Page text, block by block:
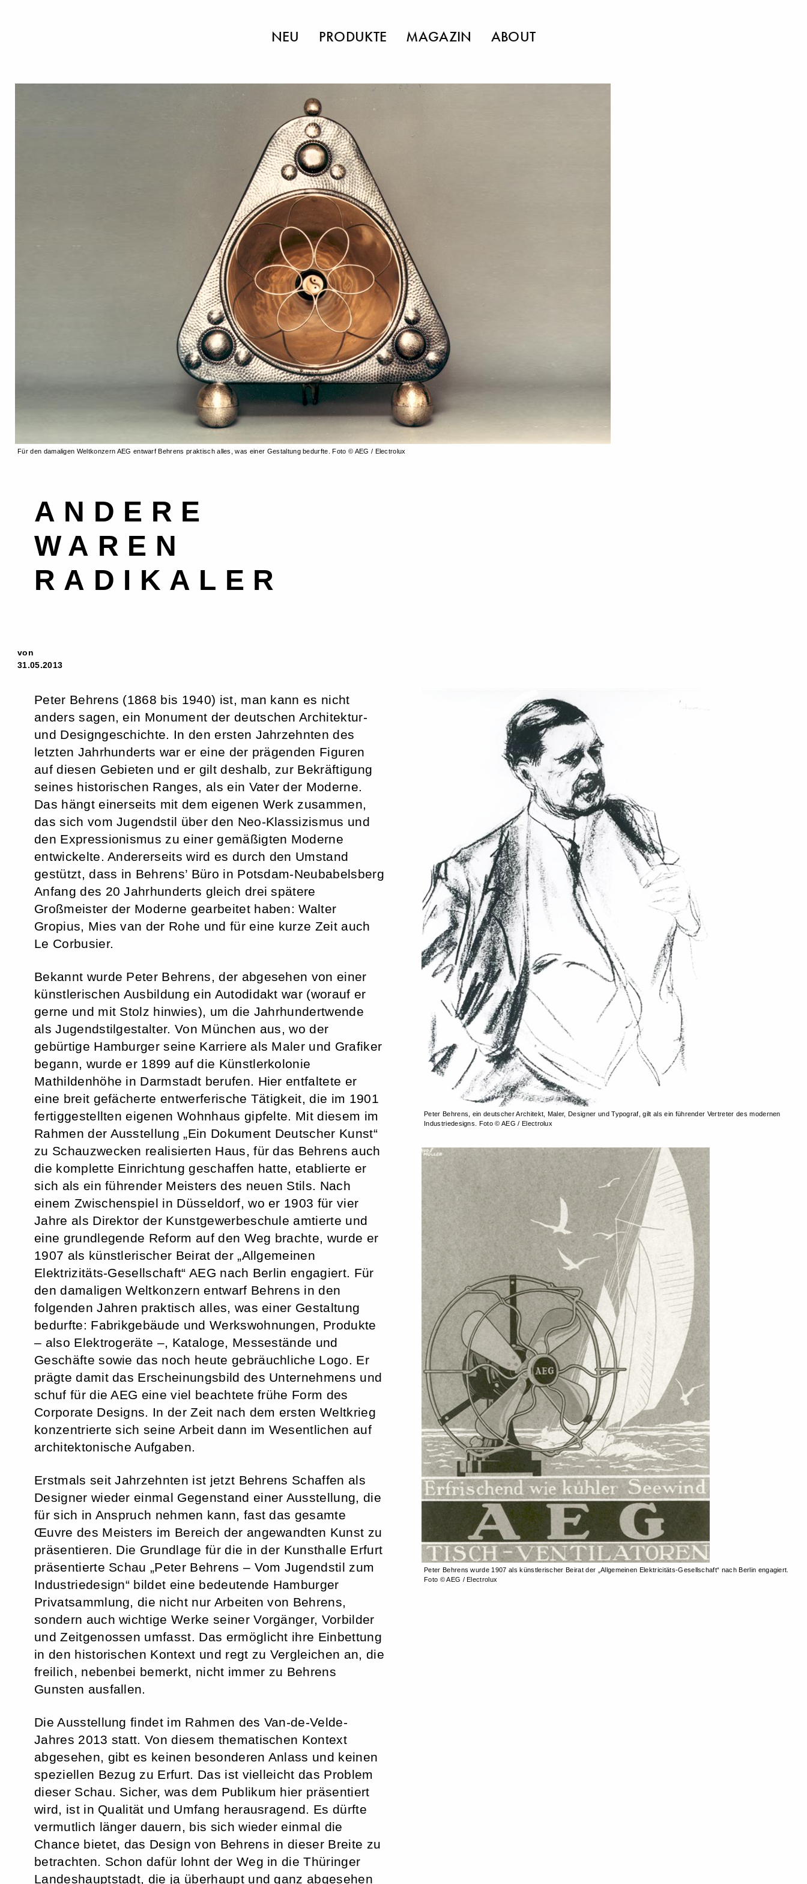
NEU PRODUKTE MAGAZIN ABOUT
Für den damaligen Weltkonzern AEG entwarf Behrens praktisch alles, was einer Gestaltung bedurfte. Foto © AEG / Electrolux
ANDERE
WAREN
RADIKALER
von
31.05.2013
Peter Behrens (1868 bis 1940) ist, man kann es nicht
anders sagen, ein Monument der deutschen Architektur-
und Designgeschichte. In den ersten Jahrzehnten des
letzten Jahrhunderts war er eine der prägenden Figuren
auf diesen Gebieten und er gilt deshalb, zur Bekräftigung
seines historischen Ranges, als ein Vater der Moderne.
Das hängt einerseits mit dem eigenen Werk zusammen,
das sich vom Jugendstil über den Neo-Klassizismus und
den Expressionismus zu einer gemäßigten Moderne
entwickelte. Andererseits wird es durch den Umstand
gestützt, dass in Behrens’ Büro in Potsdam-Neubabelsberg
Anfang des 20 Jahrhunderts gleich drei spätere
Großmeister der Moderne gearbeitet haben: Walter
Gropius, Mies van der Rohe und für eine kurze Zeit auch
Le Corbusier.
Bekannt wurde Peter Behrens, der abgesehen von einer
künstlerischen Ausbildung ein Autodidakt war (worauf er
gerne und mit Stolz hinwies), um die Jahrhundertwende
als Jugendstilgestalter. Von München aus, wo der
gebürtige Hamburger seine Karriere als Maler und Grafiker
begann, wurde er 1899 auf die Künstlerkolonie
Mathildenhöhe in Darmstadt berufen. Hier entfaltete er
eine breit gefächerte entwerferische Tätigkeit, die im 1901
fertiggestellten eigenen Wohnhaus gipfelte. Mit diesem im
Rahmen der Ausstellung „Ein Dokument Deutscher Kunst“
zu Schauzwecken realisierten Haus, für das Behrens auch
die komplette Einrichtung geschaffen hatte, etablierte er
sich als ein führender Meisters des neuen Stils. Nach
einem Zwischenspiel in Düsseldorf, wo er 1903 für vier
Jahre als Direktor der Kunstgewerbeschule amtierte und
eine grundlegende Reform auf den Weg brachte, wurde er
1907 als künstlerischer Beirat der „Allgemeinen
Elektrizitäts-Gesellschaft“ AEG nach Berlin engagiert. Für
den damaligen Weltkonzern entwarf Behrens in den
folgenden Jahren praktisch alles, was einer Gestaltung
bedurfte: Fabrikgebäude und Werkswohnungen, Produkte
– also Elektrogeräte –, Kataloge, Messestände und
Geschäfte sowie das noch heute gebräuchliche Logo. Er
prägte damit das Erscheinungsbild des Unternehmens und
schuf für die AEG eine viel beachtete frühe Form des
Corporate Designs. In der Zeit nach dem ersten Weltkrieg
konzentrierte sich seine Arbeit dann im Wesentlichen auf
architektonische Aufgaben.
Erstmals seit Jahrzehnten ist jetzt Behrens Schaffen als
Designer wieder einmal Gegenstand einer Ausstellung, die
für sich in Anspruch nehmen kann, fast das gesamte
Œuvre des Meisters im Bereich der angewandten Kunst zu
präsentieren. Die Grundlage für die in der Kunsthalle Erfurt
präsentierte Schau „Peter Behrens – Vom Jugendstil zum
Industriedesign“ bildet eine bedeutende Hamburger
Privatsammlung, die nicht nur Arbeiten von Behrens,
sondern auch wichtige Werke seiner Vorgänger, Vorbilder
und Zeitgenossen umfasst. Das ermöglicht ihre Einbettung
in den historischen Kontext und regt zu Vergleichen an, die
freilich, nebenbei bemerkt, nicht immer zu Behrens
Gunsten ausfallen.
Die Ausstellung findet im Rahmen des Van-de-Velde-
Jahres 2013 statt. Von diesem thematischen Kontext
abgesehen, gibt es keinen besonderen Anlass und keinen
speziellen Bezug zu Erfurt. Das ist vielleicht das Problem
dieser Schau. Sicher, was dem Publikum hier präsentiert
wird, ist in Qualität und Umfang herausragend. Es dürfte
vermutlich länger dauern, bis sich wieder einmal die
Chance bietet, das Design von Behrens in dieser Breite zu
betrachten. Schon dafür lohnt der Weg in die Thüringer
Landeshauptstadt, die ja überhaupt und ganz abgesehen
Peter Behrens, ein deutscher Architekt, Maler, Designer und Typograf, gilt als ein führender Vertreter des modernen
Industriedesigns. Foto © AEG / Electrolux
Peter Behrens wurde 1907 als künstlerischer Beirat der „Allgemeinen Elektricitäts-Gesellschaft“ nach Berlin engagiert.
Foto © AEG / Electrolux